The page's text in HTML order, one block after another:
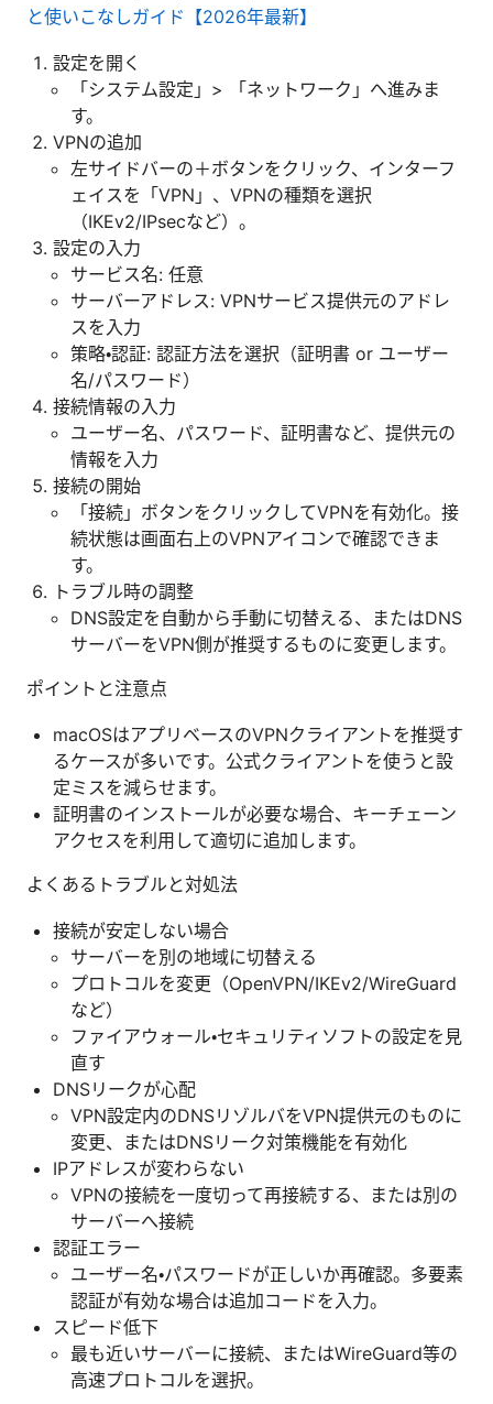
と使いこなしガイド【2026年最新】
設定を開く
「システム設定」> 「ネットワーク」へ進みま
す。
VPNの追加
左サイドバーの＋ボタンをクリック、インターフ
ェイスを「VPN」、VPNの種類を選択
（IKEv2/IPsecなど）。
設定の入力
サービス名: 任意
サーバーアドレス: VPNサービス提供元のアドレ
スを入力
策略・認証: 認証方法を選択（証明書 or ユーザー
名/パスワード）
接続情報の入力
ユーザー名、パスワード、証明書など、提供元の
情報を入力
接続の開始
「接続」ボタンをクリックしてVPNを有効化。接
続状態は画面右上のVPNアイコンで確認できま
す。
トラブル時の調整
DNS設定を自動から手動に切替える、またはDNS
サーバーをVPN側が推奨するものに変更します。
ポイントと注意点
macOSはアプリベースのVPNクライアントを推奨す
るケースが多いです。公式クライアントを使うと設
定ミスを減らせます。
証明書のインストールが必要な場合、キーチェーン
アクセスを利用して適切に追加します。
よくあるトラブルと対処法
接続が安定しない場合
サーバーを別の地域に切替える
プロトコルを変更（OpenVPN/IKEv2/WireGuard
など）
ファイアウォール・セキュリティソフトの設定を見
直す
DNSリークが心配
VPN設定内のDNSリゾルバをVPN提供元のものに
変更、またはDNSリーク対策機能を有効化
IPアドレスが変わらない
VPNの接続を一度切って再接続する、または別の
サーバーへ接続
認証エラー
ユーザー名・パスワードが正しいか再確認。多要素
認証が有効な場合は追加コードを入力。
スピード低下
最も近いサーバーに接続、またはWireGuard等の
高速プロトコルを選択。